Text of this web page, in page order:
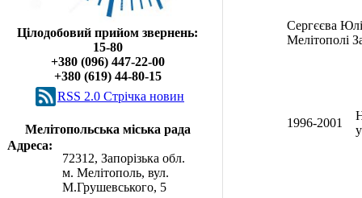
Цілодобовий прийом звернень:
15-80
+380 (096) 447-22-00
+380 (619) 44-80-15
RSS 2.0 Cтрічка новин
Мелітопольська міська рада
Адреса:
72312, Запорізька обл.
м. Мелітополь, вул.
М.Грушевського, 5
Сергєєва
Мелітополі
1996-2001